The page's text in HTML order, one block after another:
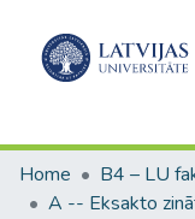
Home